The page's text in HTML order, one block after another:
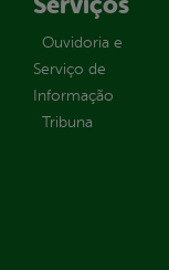
Ouvidoria e
Serviço de
Informação
Tribuna